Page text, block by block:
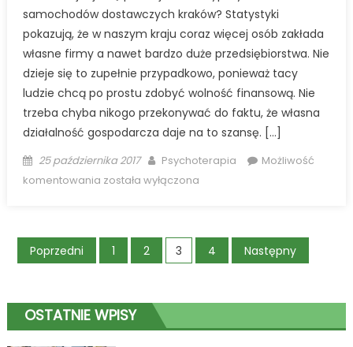
samochodów dostawczych kraków? Statystyki
pokazują, że w naszym kraju coraz więcej osób zakłada
własne firmy a nawet bardzo duże przedsiębiorstwa. Nie
dzieje się to zupełnie przypadkowo, ponieważ tacy
ludzie chcą po prostu zdobyć wolność finansową. Nie
trzeba chyba nikogo przekonywać do faktu, że własna
działalność gospodarcza daje na to szansę. […]
Posted
on
25 października 2017 Author
Psychoterapia
Możliwość
komentowania Gdzie
wypożyczalnia
kraków?
została wyłączona
Stronicowanie
Poprzedni 1 2 3 4 Następny
OSTATNIE WPISY